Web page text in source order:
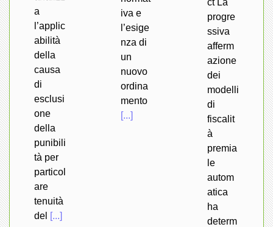
a
l’applic
abilità
della
causa
di
esclusi
one
della
punibili
tà per
particol
are
tenuità
del [...]
iva e
l’esige
nza di
un
nuovo
ordina
mento
[...]
progre
ssiva
afferm
azione
dei
modelli
di
fiscalit
à
premia
le
autom
atica
ha
determ